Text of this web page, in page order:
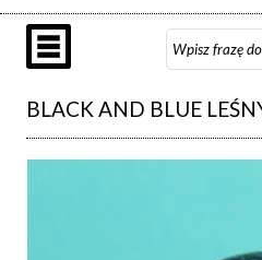
BLACK AND BLUE